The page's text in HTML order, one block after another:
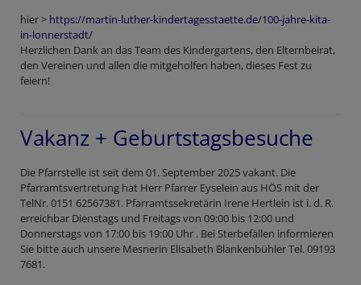
hier > https://martin-luther-kindertagesstaette.de/100-jahre-kita-
in-lonnerstadt/
Herzlichen Dank an das Team des Kindergartens, den Elternbeirat,
den Vereinen und allen die mitgeholfen haben, dieses Fest zu
feiern!
Vakanz + Geburtstagsbesuche
Die Pfarrstelle ist seit dem 01. September 2025 vakant. Die
Pfarramtsvertretung hat Herr Pfarrer Eyselein aus HÖS mit der
TelNr. 0151 62567381. Pfarramtssekretärin Irene Hertlein ist i. d. R.
erreichbar Dienstags und Freitags von 09:00 bis 12:00 und
Donnerstags von 17:00 bis 19:00 Uhr . Bei Sterbefällen informieren
Sie bitte auch unsere Mesnerin Elisabeth Blankenbühler Tel. 09193
7681.